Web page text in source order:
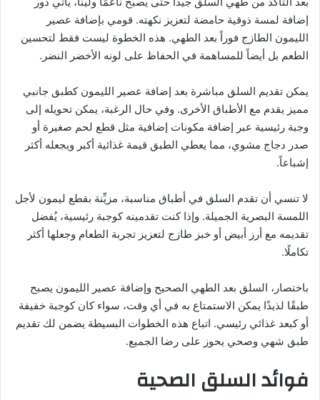
إضافة لمسة ذوقية حامضة لتعزيز نكهته. قومي بإضافة عصير
الليمون الطازج فوراً بعد الطهي. هذه الخطوة ليست فقط لتحسين
الطعم بل أيضاً للمساهمة في الحفاظ على لونه الأخضر النضر.
يمكن تقديم السلق مباشرة بعد إضافة عصير الليمون كطبق جانبي
مميز يقدم مع الأطباق الأخرى. وفي حال الرغبة، يمكن تحويله إلى
وجبة رئيسية عبر إضافة مكونات إضافية مثل قطع لحم صغيرة أو
صدر دجاج مشوي، مما يعطي الطبق قيمة غذائية أكبر ويجعله أكثر
إشباعاً.
لا تنسي أن تقدم السلق في أطباق مناسبة، مزيِّنة بقطع ليمون لأجل
اللمسة البصرية الجميلة. وإذا كنت تقدمينه كوجبة رئيسية، يُفضل
تقديمه مع أرز أبيض أو خبز طازج لتعزيز تجربة الطعام وجعلها أكثر
تكاملًا.
باختصار، السلق بعد الطهي الصحيح وإضافة عصير الليمون يصبح
طبقًا لذيذًا يمكن الاستمتاع به في أي وقت، سواء كان كوجبة خفيفة
أو كبعد غذائي رئيسي. اتباع هذه الخطوات البسيطة يضمن لك تقديم
طبق شهي وصحي يحوز على رضا الجميع.
فوائد السلق الصحية